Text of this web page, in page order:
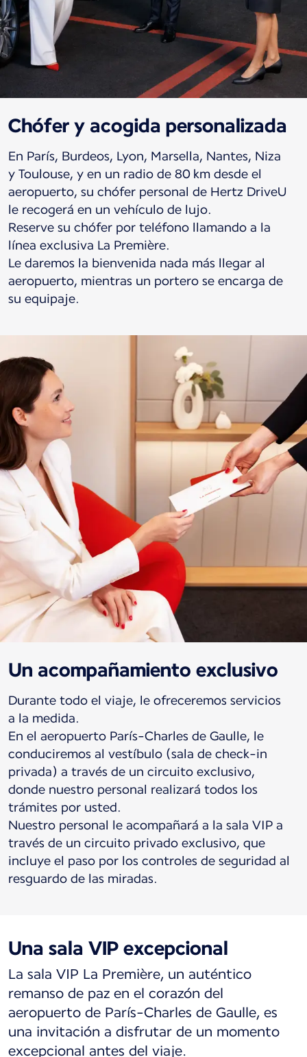
Chófer y acogida personalizada
En París, Burdeos, Lyon, Marsella, Nantes, Niza
y Toulouse, y en un radio de 80 km desde el
aeropuerto, su chófer personal de Hertz DriveU
le recogerá en un vehículo de lujo.
Reserve su chófer por teléfono llamando a la
línea exclusiva La Première.
Le daremos la bienvenida nada más llegar al
aeropuerto, mientras un portero se encarga de
su equipaje.
Un acompañamiento exclusivo
Durante todo el viaje, le ofreceremos servicios
a la medida.
En el aeropuerto París-Charles de Gaulle, le
conduciremos al vestíbulo (sala de check-in
privada) a través de un circuito exclusivo,
donde nuestro personal realizará todos los
trámites por usted.
Nuestro personal le acompañará a la sala VIP a
través de un circuito privado exclusivo, que
incluye el paso por los controles de seguridad al
resguardo de las miradas.
Una sala VIP excepcional
La sala VIP La Première, un auténtico
remanso de paz en el corazón del
aeropuerto de París-Charles de Gaulle, es
una invitación a disfrutar de un momento
excepcional antes del viaje.